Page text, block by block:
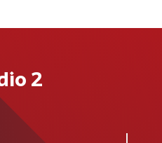
2